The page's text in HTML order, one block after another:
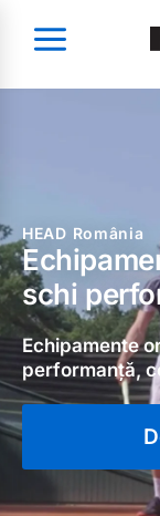
HEAD România
schi
Echipamente
performanță,